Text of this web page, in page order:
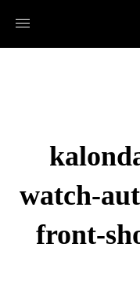
watch-
front-